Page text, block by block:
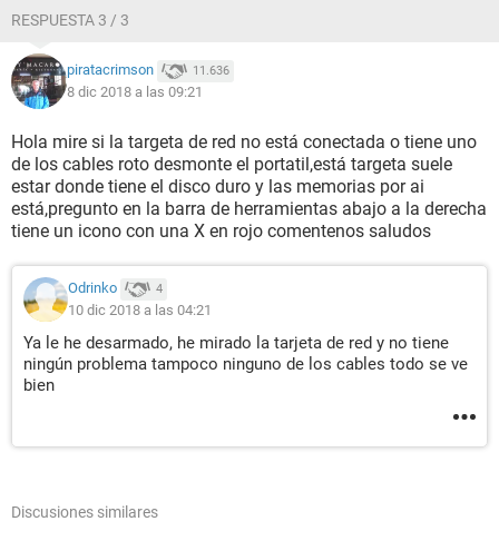
RESPUESTA 3 / 3
piratacrimson 11.636
8 dic 2018 a las 09:21
Hola mire si la targeta de red no está conectada o tiene uno
de los cables roto desmonte el portatil,está targeta suele
estar donde tiene el disco duro y las memorias por ai
está,pregunto en la barra de herramientas abajo a la derecha
tiene un icono con una X en rojo comentenos saludos
Odrinko 4
10 dic 2018 a las 04:21
Ya le he desarmado, he mirado la tarjeta de red y no tiene
ningún problema tampoco ninguno de los cables todo se ve
bien
Discusiones similares